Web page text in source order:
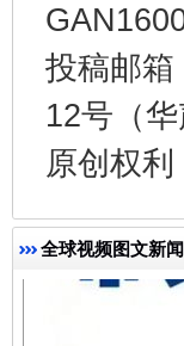
投稿邮箱
12号（
原创权
全球视频图文新闻
一批国